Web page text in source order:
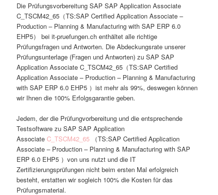
Die Prüfungsvorbereitung SAP SAP Application Associate
C_TSCM42_65（TS:SAP Certified Application Associate –
Production – Planning & Manufacturing with SAP ERP 6.0
EHP5） bei it-pruefungen.ch enthältet alle richtige
Prüfungsfragen und Antworten. Die Abdeckungsrate unserer
Prüfungsunterlage (Fragen und Antworten) zu SAP SAP
Application Associate C_TSCM42_65（TS:SAP Certified
Application Associate – Production – Planning & Manufacturing
with SAP ERP 6.0 EHP5 ）ist mehr als 99%, deswegen können
wir Ihnen die 100% Erfolgsgarantie geben.
Jedem, der die Prüfungvorbereitung und die entsprechende
Testsoftware zu SAP SAP Application
AssociateC_TSCM42_65 （TS:SAP Certified Application
Associate – Production – Planning & Manufacturing with SAP
ERP 6.0 EHP5 ）von uns nutzt und die IT
Zertifizierungsprüfungen nicht beim ersten Mal erfolgreich
besteht, erstatten wir sogleich 100% die Kosten für das
Prüfungsmaterial.